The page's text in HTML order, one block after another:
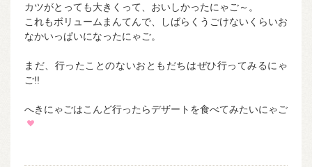
カツがとっても大きくって、おいしかったにゃご～。
これもボリュームまんてんで、しばらくうごけないくらいお
なかいっぱいになったにゃご。
まだ、行ったことのないおともだちはぜひ行ってみるにゃ
ご!!
へきにゃごはこんど行ったらデザートを食べてみたいにゃご